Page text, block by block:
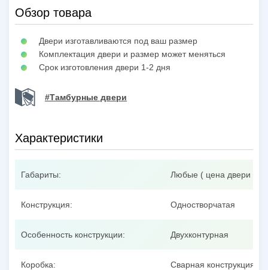
Обзор товара
Двери изготавливаются под ваш размер
Комплектация двери и размер может меняться
Срок изготовления двери 1-2 дня
#Тамбурные двери
Характеристики
Габариты: Любые ( цена двери
Конструкция: Одностворчатая
Особенность конструкции: Двухконтурная
Коробка:
Сварная конструкция из